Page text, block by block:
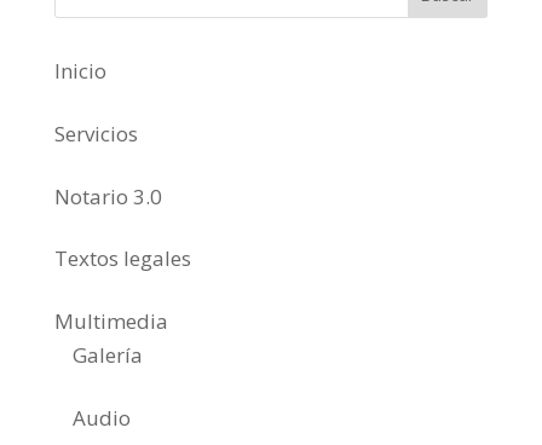
Inicio
Servicios
Notario 3.0
Textos legales
Multimedia
Galería
Audio